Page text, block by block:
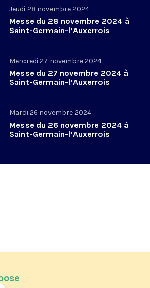
Jeudi 28 novembre 2024
Messe du 28 novembre 2024 à
Saint-Germain-l’Auxerrois
Mercredi 27 novembre 2024
Messe du 27 novembre 2024 à
Saint-Germain-l’Auxerrois
Mardi 26 novembre 2024
Messe du 26 novembre 2024 à
Saint-Germain-l’Auxerrois